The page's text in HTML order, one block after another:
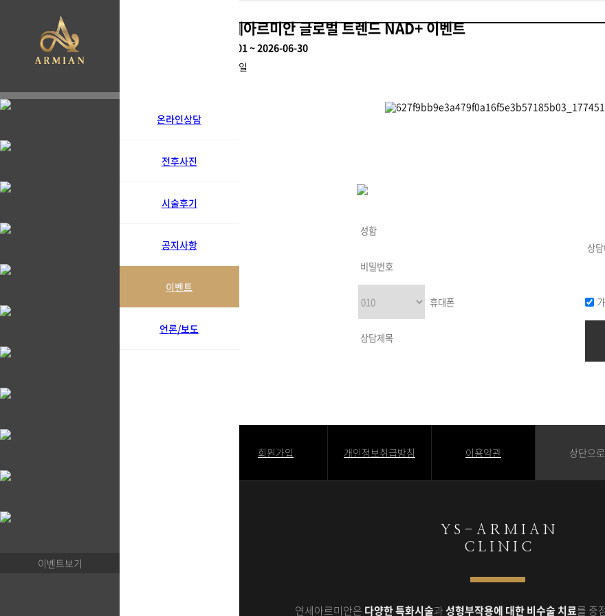
이벤트보기
온라인상담
전후사진
시술후기
공지사항
이벤트
언론/보도
진행완료 | 연세아르미안 글로벌 트렌드 NAD+ 이벤트
2026-01-01 ~ 2026-06-30
작성일
검색
회원가입 개인정보취급방침 이용약관 상단으로
Y S - A R M I A N
C L I N I C
연세아르미안은 다양한 특화시술과성형부작용에 대한 비수술 치료를 중